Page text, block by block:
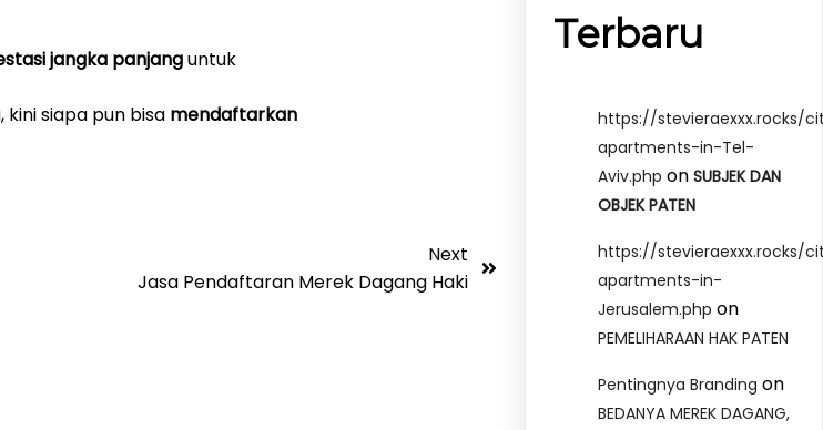
jangka panjanguntuk
siapa pun bisa mendaftarkan
Next
Jasa Pendaftaran Merek Dagang Haki
Terbaru
https://stevieraexxx.rocks/
apartments-in-Tel-
Aviv.php onSUBJEK DAN
OBJEK PATEN
https://stevieraexxx.rocks/
apartments-in-
Jerusalem.php on
PEMELIHARAAN HAK PATEN
Pentingnya Branding on
BEDANYA MEREK DAGANG,